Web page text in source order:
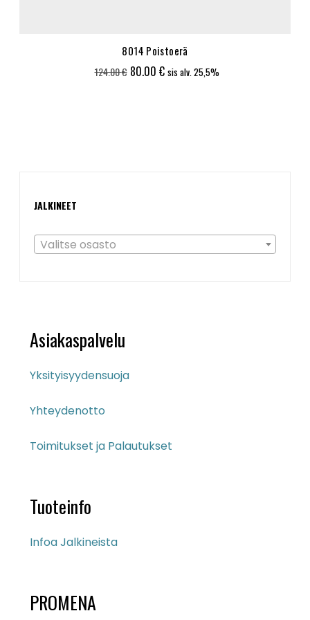
JALKINEET
Valitse osasto
8014 Poistoerä
124.00€ Alkuperäinen
80.00 €Nykyinen
sis alv. 25,5%
Asiakaspalvelu
Yksityisyydensuoja
Yhteydenotto
Toimitukset ja Palautukset
Tuoteinfo
Infoa Jalkineista
PROMENA